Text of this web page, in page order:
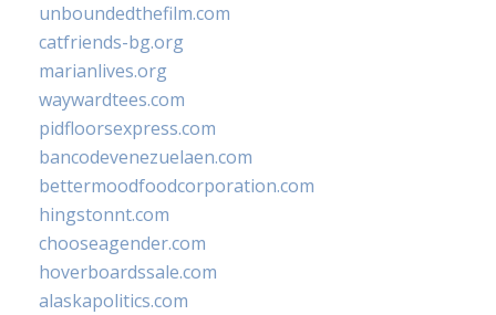
unboundedthefilm.com
catfriends-bg.org
marianlives.org
waywardtees.com
pidfloorsexpress.com
bancodevenezuelaen.com
bettermoodfoodcorporation.com
hingstonnt.com
chooseagender.com
hoverboardssale.com
alaskapolitics.com